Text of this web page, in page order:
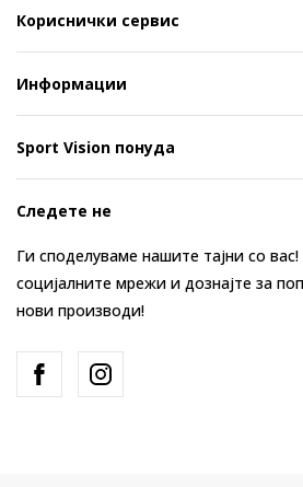
Кориснички сервис
Информации
Sport Vision понуда
Следете не
Ги споделуваме нашите тајни со
социјалните мрежи и дознајте за
нови производи!